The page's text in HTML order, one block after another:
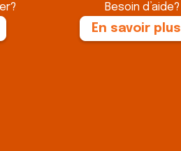
Besoin d’aide?
En savoir plus